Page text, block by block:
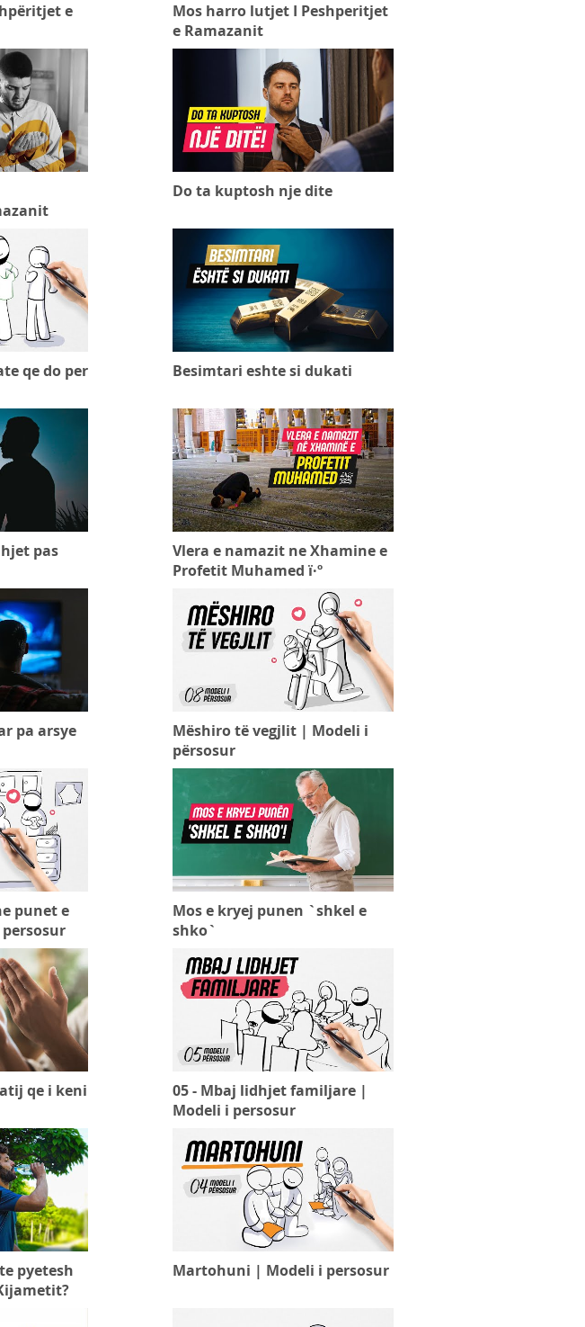
e
Mos harro lutjet I Peshperitjet
e Ramazanit
Do ta kuptosh nje dite
qe do per
Besimtari eshte si dukati
pas
Vlera e namazit ne Xhamine e
Profetit Muhamed ï·º
pa arsye
Mëshiro të vegjlit | Modeli i
përsosur
punet e
Mos e kryej punen `shkel e
shko`
qe i keni
05 - Mbaj lidhjet familjare |
Modeli i persosur
pyetesh
Martohuni | Modeli i persosur